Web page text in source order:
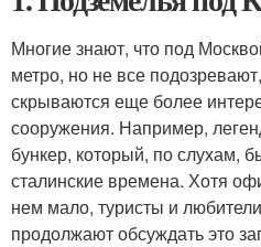
Многие знают, что под
метро, но не все
скрываются еще более
сооружения. Например,
бункер, который, по слухам,
сталинские времена. Хотя
нем мало, туристы и
продолжают обсуждать это